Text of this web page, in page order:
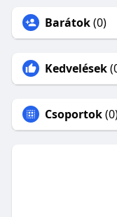
Barátok(0)
Kedvelések
Csoportok